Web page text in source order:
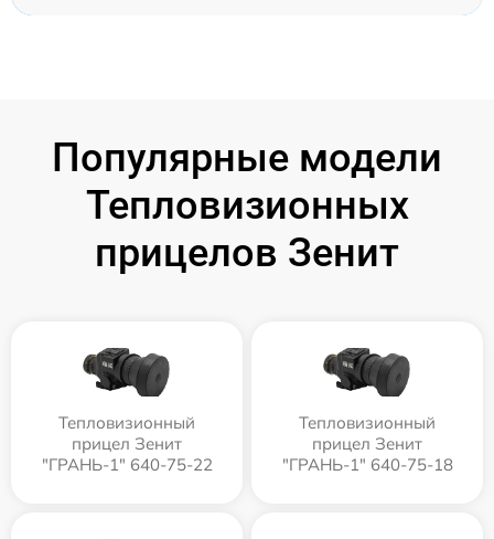
Популярные модели
Тепловизионных
прицелов Зенит
Тепловизионный
прицел Зенит
"ГРАНЬ-1" 640-75-22
Тепловизионный
прицел Зенит
"ГРАНЬ-1" 640-75-18